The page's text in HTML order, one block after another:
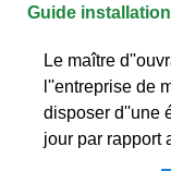
Guide
Le maître
l''entreprise de
disposer d''une
jour par rapport